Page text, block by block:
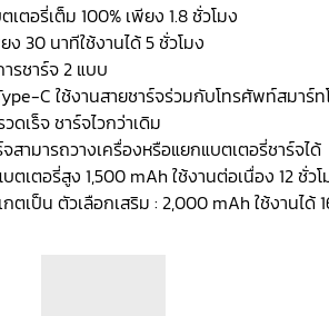
เตอรี่เต็ม 100% เพียง 1.8 ชั่วโมง
ง 30 นาทีใช้งานได้ 5 ชั่วโมง
รชาร์จ 2 แบบ
C ใช้งานสายชาร์จร่วมกับโทรศัพท์สมาร์ท
ดเร็จ ชาร์จไวกว่าเดิม
สามารถวางเครื่องหรือแยกแบตเตอรี่ชาร์จได้
ตเตอรี่สูง 1,500 mAh ใช้งานต่อเนื่อง 12 ชั่วโ
ตเป็น ตัวเลือกเสริม : 2,000 mAh ใช้งานได้